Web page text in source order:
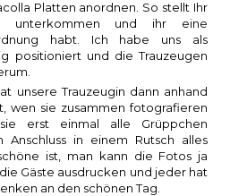
Platten anordnen. So stellt Ihr
unterkommen und ihr eine
habt. Ich habe uns als
positioniert und die Trauzeugen
unsere Trauzeugin dann anhand
wen sie zusammen fotografieren
erst einmal alle Grüppchen
in einem Rutsch alles
ist, man kann die Fotos ja
Gäste ausdrucken und jeder hat
an den schönen Tag.